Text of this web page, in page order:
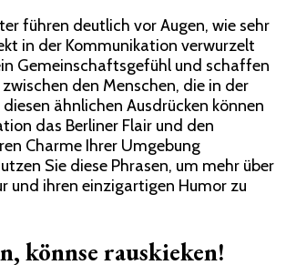
führen deutlich vor Augen, wie sehr
in der Kommunikation verwurzelt
Gemeinschaftsgefühl und schaffen
den Menschen, die in der
ähnlichen Ausdrücken können
das Berliner Flair und den
Charme Ihrer Umgebung
Sie diese Phrasen, um mehr über
und ihren einzigartigen Humor zu
könnse rauskieken!